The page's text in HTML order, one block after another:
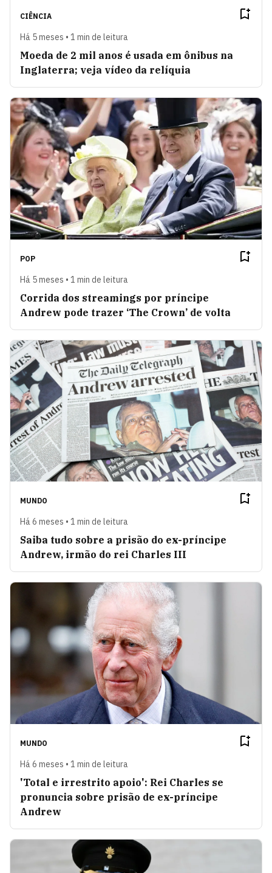
CIÊNCIA
Há 5 meses • 1 min de leitura
Moeda de 2 mil anos é usada em ônibus na
Inglaterra; veja vídeo da relíquia
POP
Há 5 meses • 1 min de leitura
Corrida dos streamings por príncipe
Andrew pode trazer ‘The Crown’ de volta
MUNDO
Há 6 meses • 1 min de leitura
Saiba tudo sobre a prisão do ex-príncipe
Andrew, irmão do rei Charles III
MUNDO
Há 6 meses • 1 min de leitura
'Total e irrestrito apoio': Rei Charles se
pronuncia sobre prisão de ex-príncipe
Andrew